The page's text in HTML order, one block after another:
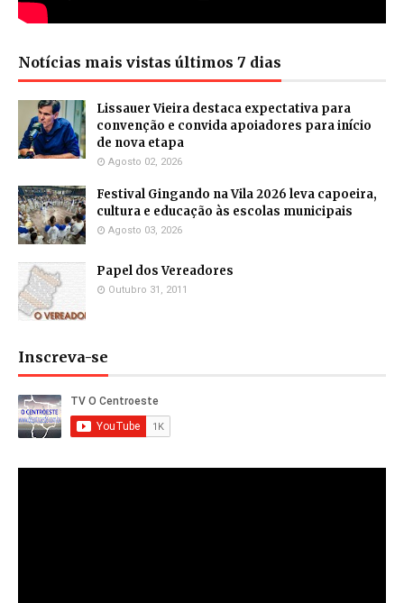
Notícias mais vistas últimos 7 dias
Lissauer Vieira destaca expectativa para
convenção e convida apoiadores para início
de nova etapa
Agosto 02, 2026
Festival Gingando na Vila 2026 leva capoeira,
cultura e educação às escolas municipais
Agosto 03, 2026
Papel dos Vereadores
Outubro 31, 2011
Inscreva-se